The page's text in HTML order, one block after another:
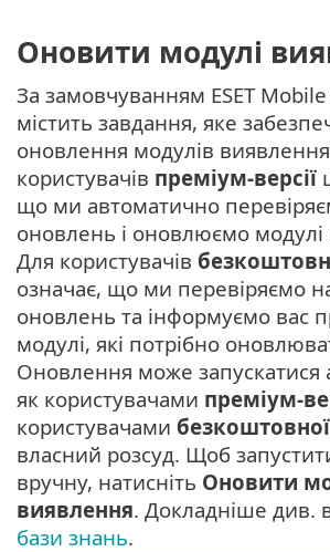
Оновити модулі
За замовчуванням ESET
містить завдання, яке
оновлення модулів
користувачів преміум-версії
що ми автоматично
оновлень і оновлюємо
Для користувачів
означає, що ми перевіряємо
оновлень та інформуємо вас
модулі, які потрібно
Оновлення може запускатися
як користувачами преміум-
користувачами безкоштовної
власний розсуд. Щоб
вручну, натисніть Оновити
виявлення. Докладніше див.
бази знань.